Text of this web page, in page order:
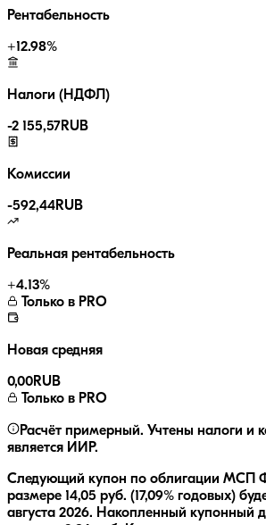
Рентабельность
+12.98%
Налоги (НДФЛ)
-2 155,57RUB
Комиссии
-592,44RUB
Реальная рентабельность
+4.13%
Только в PRO
Новая средняя
0,00RUB
Только в PRO
Расчёт примерный. Учтены налоги и
является ИИР.
Следующий купон по облигации МСП
размере 14,05 руб. (17,09% годовых)
августа 2026. Накопленный купонный